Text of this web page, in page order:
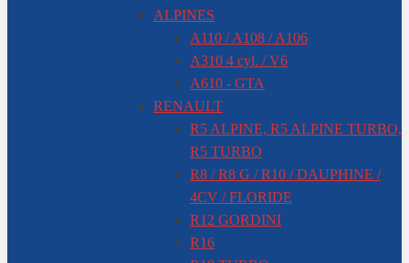
ALPINES
A110 / A108 / A106
A310 4 cyl. / V6
A610 - GTA
RENAULT
R5 ALPINE, R5 ALPINE TURBO,
R5 TURBO
R8 / R8 G / R10 / DAUPHINE /
4CV / FLORIDE
R12 GORDINI
R16